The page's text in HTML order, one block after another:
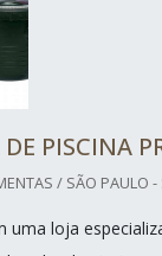
PISCINA
/ SÃO PAULO -
uma loja